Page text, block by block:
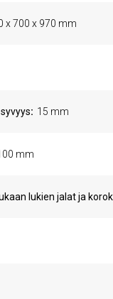
x 700 x 970 mm
15 mm
mm
lukien jalat ja